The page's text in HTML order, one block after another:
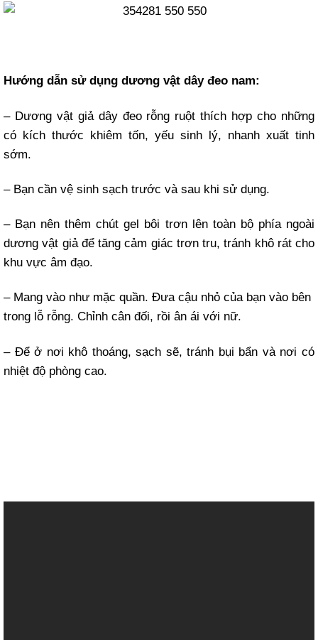
Hướng dẫn sử dụng dương vật dây đeo nam:
– Dương vật giả dây đeo rỗng ruột thích hợp cho những
có kích thước khiêm tốn, yếu sinh lý, nhanh xuất tinh
sớm.
– Bạn cần vệ sinh sạch trước và sau khi sử dụng.
– Bạn nên thêm chút gel bôi trơn lên toàn bộ phía ngoài
dương vật giả để tăng cảm giác trơn tru, tránh khô rát cho
khu vực âm đạo.
– Mang vào như mặc quần. Đưa cậu nhỏ của bạn vào bên
trong lỗ rỗng. Chỉnh cân đối, rồi ân ái với nữ.
– Để ở nơi khô thoáng, sạch sẽ, tránh bụi bẩn và nơi có
nhiệt độ phòng cao.